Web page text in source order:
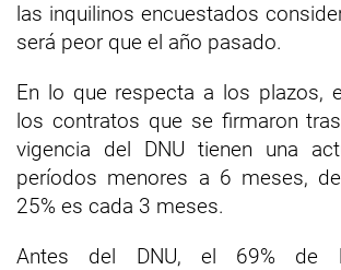
las inquilinos encuestados
será peor que el año pasado.
En lo que respecta a los plazos,
los contratos que se firmaron
vigencia del DNU tienen una
períodos menores a 6 meses,
25% es cada 3 meses.
Antes del DNU, el 69% de